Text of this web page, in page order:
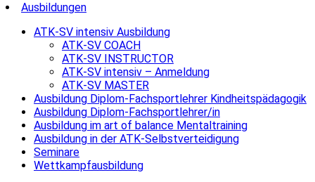
Ausbildungen
ATK-SV intensiv Ausbildung
ATK-SV COACH
ATK-SV INSTRUCTOR
ATK-SV intensiv – Anmeldung
ATK-SV MASTER
Ausbildung Diplom-Fachsportlehrer Kindheitspädagogik
Ausbildung Diplom-Fachsportlehrer/in
Ausbildung im art of balance Mentaltraining
Ausbildung in der ATK-Selbstverteidigung
Seminare
Wettkampfausbildung